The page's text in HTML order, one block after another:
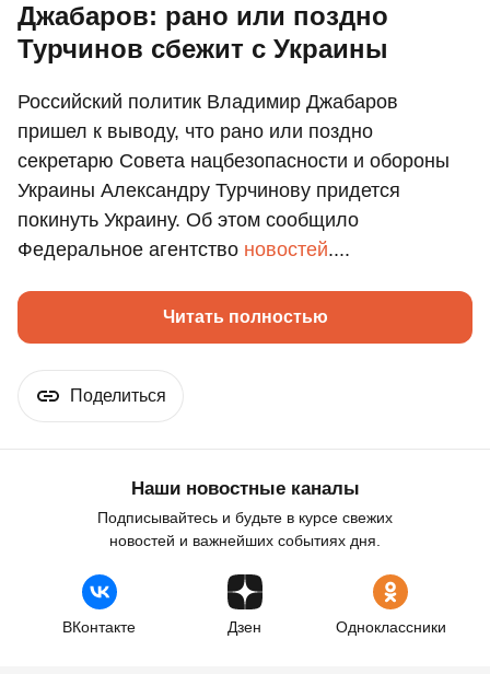
Джабаров: рано или поздно
Турчинов сбежит с Украины
Российский политик Владимир Джабаров
пришел к выводу, что рано или поздно
секретарю Совета нацбезопасности и обороны
Украины Александру Турчинову придется
покинуть Украину. Об этом сообщило
Федеральное агентство новостей....
Читать полностью
Поделиться
Наши новостные каналы
Подписывайтесь и будьте в курсе свежих
новостей и важнейших событиях дня.
ВКонтакте Дзен Одноклассники